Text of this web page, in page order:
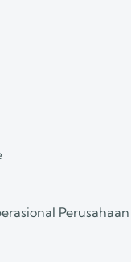
Perusahaan